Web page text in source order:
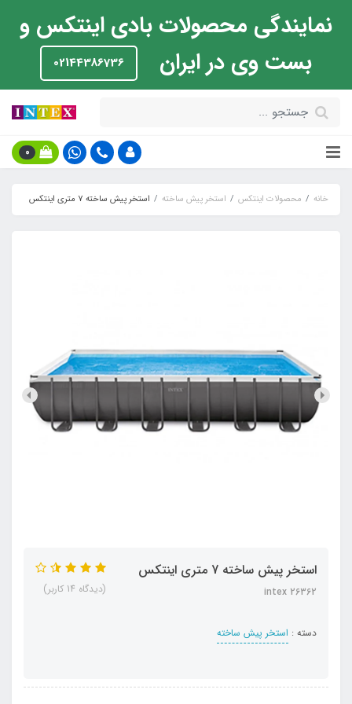
نمایندگی محصولات بادی اینتکس و
بست وی در ایران
02144386736
0
خانه محصولات اینتکس استخر پیش ساخته استخر پیش ساخته 7 متری اینتکس
استخر پیش ساخته 7 متری اینتکس
intex 26362
دسته : استخر پیش ساخته
(دیدگاه 14 کاربر)